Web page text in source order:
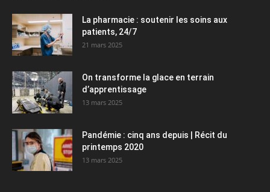
La pharmacie : soutenir les soins aux
patients, 24/7
21 mars 2025
On transforme la glace en terrain
d’apprentissage
13 mars 2025
Pandémie : cinq ans depuis | Récit du
printemps 2020
13 mars 2025